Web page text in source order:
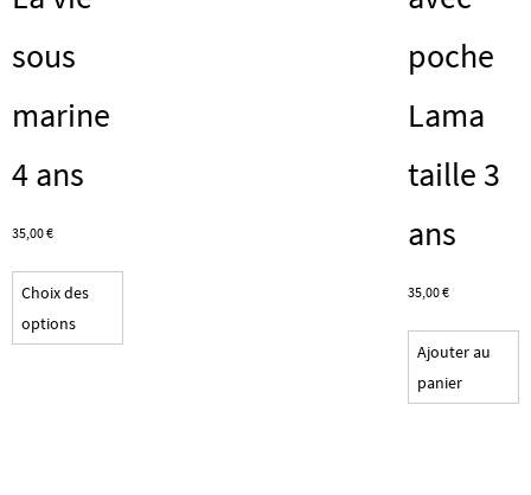
sous
marine
4 ans
35,00€
Choix des
options
Ce
poche
Lama
taille 3
ans
35,00€
Ajouter au
panier